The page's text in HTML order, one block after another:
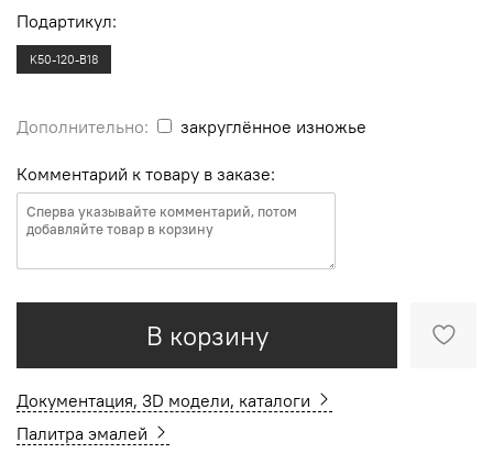
Дополнительно: закруглённое изножье
Комментарий к товару в заказе:
В корзину
Документация, 3D модели, каталоги
Палитра эмалей
Подартикул:
K50-120-B18